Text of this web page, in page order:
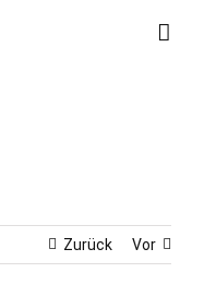
Zurück Vor